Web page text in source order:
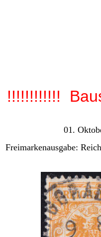
!!!!!!!!!!!!
01.
Freimarkenausgabe: